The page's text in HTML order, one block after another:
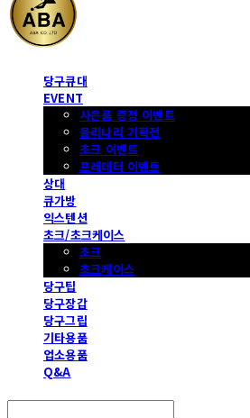
당구큐대
EVENT
사은품 증정 이벤트
몰리나리 기획전
초크 이벤트
프레데터 이벤트
상대
큐가방
익스텐션
초크/초크케이스
초크
초크케이스
당구팁
당구장갑
당구그립
기타용품
업소용품
Q&A